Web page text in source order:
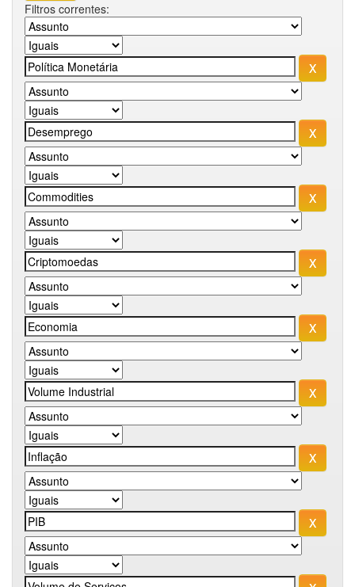
Filtros correntes: